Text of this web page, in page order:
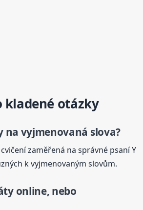
kladené otázky
na vyjmenovaná slova?
zaměřená na správné psaní Y
k vyjmenovaným slovům.
online, nebo